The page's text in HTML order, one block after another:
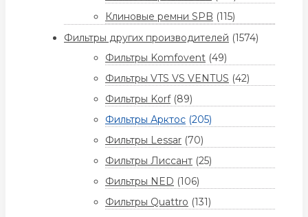
Клиновые ремни SPB (115)
Фильтры других производителей (1574)
Фильтры Komfovent (49)
Фильтры VTS VS VENTUS (42)
Фильтры Korf (89)
Фильтры Арктос (205)
Фильтры Lessar (70)
Фильтры Лиссант (25)
Фильтры NED (106)
Фильтры Quattro (131)